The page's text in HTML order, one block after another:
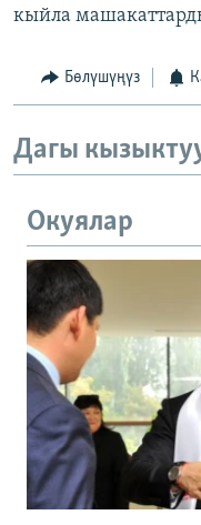
кыйла
Бөлүшүңүз
Дагы
Окуялар